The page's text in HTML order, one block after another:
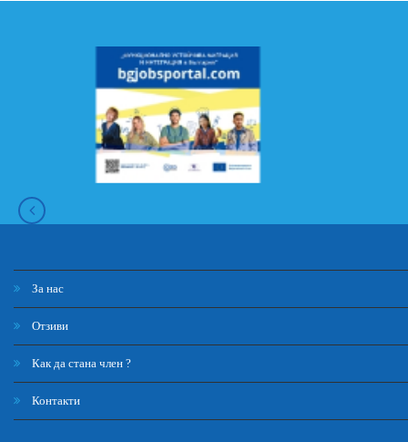
За нас
Отзиви
Как да стана член ?
Контакти